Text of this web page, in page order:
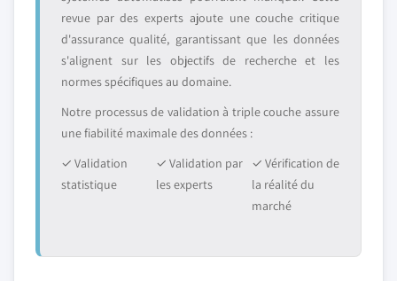
revue par des experts ajoute une couche critique
d'assurance qualité, garantissant que les données
s'alignent sur les objectifs de recherche et les
normes spécifiques au domaine.
Notre processus de validation à triple couche assure
une fiabilité maximale des données :
✓ Validation
statistique
✓ Validation par
les experts
✓ Vérification de
la réalité du
marché